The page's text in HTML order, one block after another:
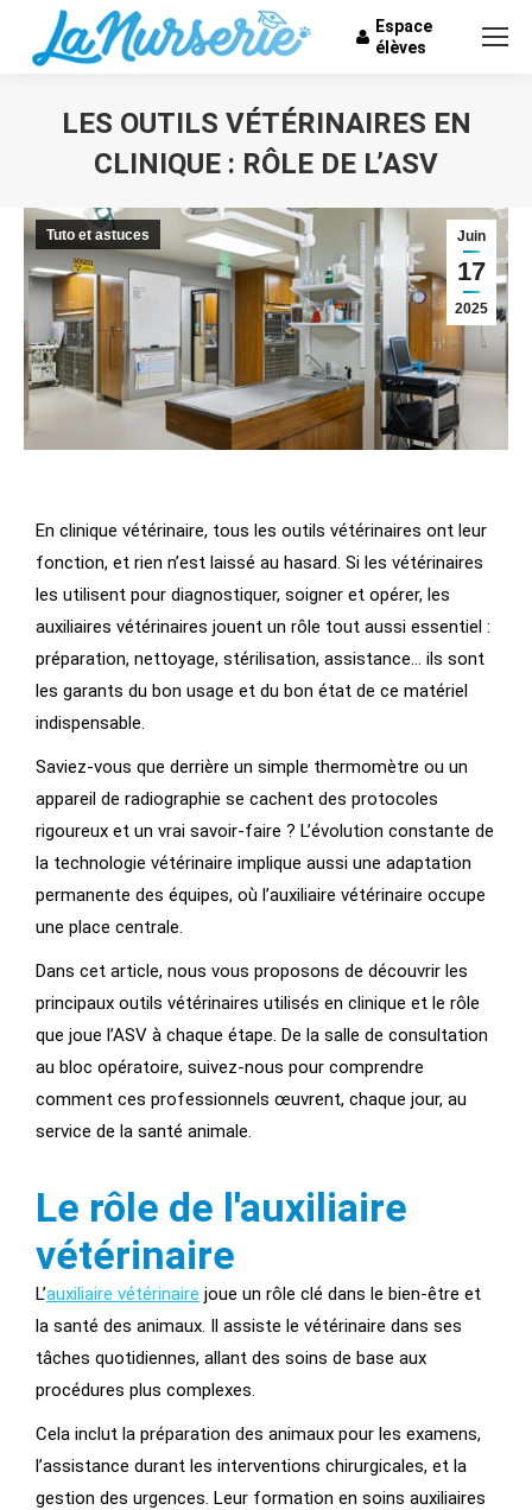
Espace
élèves
LES OUTILS VÉTÉRINAIRES EN
CLINIQUE : RÔLE DE L’ASV
Juin
17
2025
Tuto et astuces
En clinique vétérinaire, tous les outils vétérinaires ont leur
fonction, et rien n’est laissé au hasard. Si les vétérinaires
les utilisent pour diagnostiquer, soigner et opérer, les
auxiliaires vétérinaires jouent un rôle tout aussi essentiel :
préparation, nettoyage, stérilisation, assistance… ils sont
les garants du bon usage et du bon état de ce matériel
indispensable.
Saviez-vous que derrière un simple thermomètre ou un
appareil de radiographie se cachent des protocoles
rigoureux et un vrai savoir-faire ? L’évolution constante de
la technologie vétérinaire implique aussi une adaptation
permanente des équipes, où l’auxiliaire vétérinaire occupe
une place centrale.
Dans cet article, nous vous proposons de découvrir les
principaux outils vétérinaires utilisés en clinique et le rôle
que joue l’ASV à chaque étape. De la salle de consultation
au bloc opératoire, suivez-nous pour comprendre
comment ces professionnels œuvrent, chaque jour, au
service de la santé animale.
Le rôle de l'auxiliaire
vétérinaire
L’auxiliaire vétérinaire joue un rôle clé dans le bien-être et
la santé des animaux. Il assiste le vétérinaire dans ses
tâches quotidiennes, allant des soins de base aux
procédures plus complexes.
Cela inclut la préparation des animaux pour les examens,
l’assistance durant les interventions chirurgicales, et la
gestion des urgences. Leur formation en soins auxiliaires